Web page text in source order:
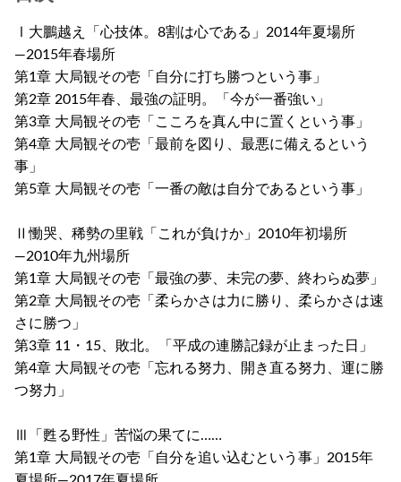
Ⅰ大鵬越え「心技体。8割は心である」2014年夏場所
―2015年春場所
第1章 大局観その壱「自分に打ち勝つという事」
第2章 2015年春、最強の証明。「今が一番強い」
第3章 大局観その壱「こころを真ん中に置くという事」
第4章 大局観その壱「最前を図り、最悪に備えるという
事」
第5章 大局観その壱「一番の敵は自分であるという事」
Ⅱ慟哭、稀勢の里戦「これが負けか」2010年初場所
―2010年九州場所
第1章 大局観その壱「最強の夢、未完の夢、終わらぬ夢」
第2章 大局観その壱「柔らかさは力に勝り、柔らかさは速
さに勝つ」
第3章 11・15、敗北。「平成の連勝記録が止まった日」
第4章 大局観その壱「忘れる努力、開き直る努力、運に勝
つ努力」
Ⅲ「甦る野性」苦悩の果てに……
第1章 大局観その壱「自分を追い込むという事」2015年